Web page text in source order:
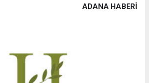
ADANA HABERİ